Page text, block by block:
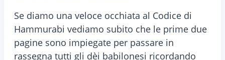
Se diamo una veloce occhiata al Codice di
Hammurabi vediamo subito che le prime due
pagine sono impiegate per passare in
rassegna tutti gli dèi babilonesi ricordando